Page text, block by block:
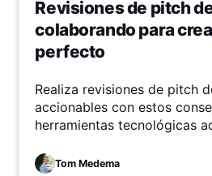
Revisiones de pitch
colaborando para
perfecto
Realiza revisiones de pitch
accionables con estos
herramientas tecnológicas
Tom Medema